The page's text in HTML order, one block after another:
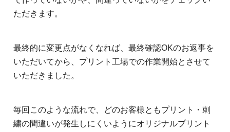
ただきます。
最終的に変更点がなくなれば、最終確認OKのお返事を
いただいてから、プリント工場での作業開始とさせて
いただきました。
毎回このような流れで、どのお客様ともプリント・刺
繍の間違いが発生しにくいようにオリジナルプリント